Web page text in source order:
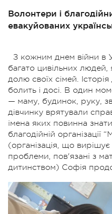
Волонтери і
евакуйованих
З кожним днем війни в
багато цивільних людей,
долю своїх сімей.
болить і досі. В один
— маму, будинок, руку,
дівчинку врятували
імена яких повинна
благодійній організації
(організація, що вирішує
проблеми, пов'язані з
дитинством) Софія